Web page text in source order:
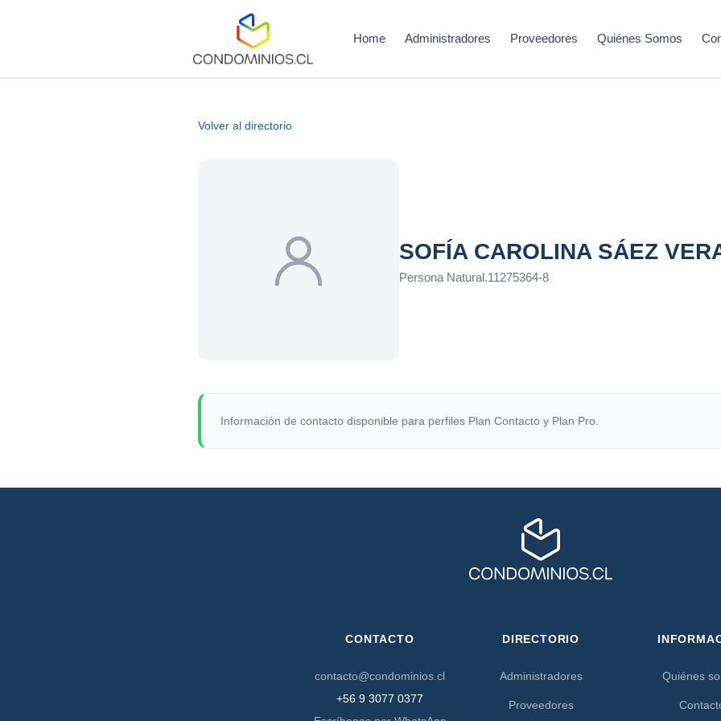
Home Administradores Proveedores Quiénes Somos
Volver al directorio
SOFÍA CAROLINA SÁEZ
Persona Natural.11275364-8
Información de contacto disponible para perfiles Plan Contacto y Plan Pro.
CONTACTO
contacto@condominios.cl
+56 9 3077 0377
DIRECTORIO
Administradores
Proveedores
Quiénes